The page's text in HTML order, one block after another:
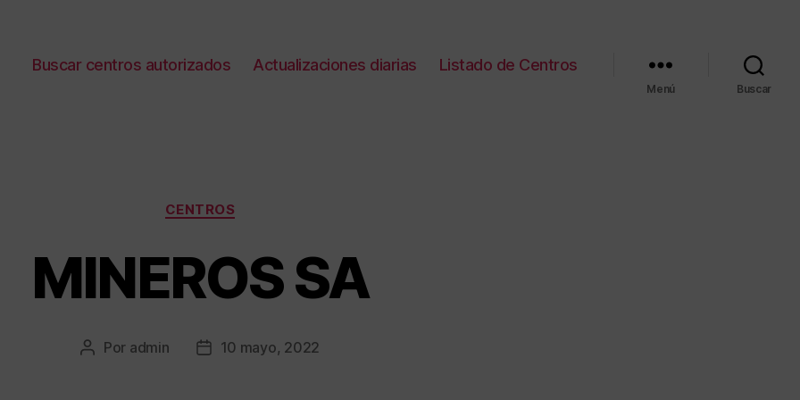
Buscar centros autorizados Actualizaciones diarias Listado de Centros
Menú Buscar
Categorías
CENTROS
MINEROS SA
Autor
Por admin
Fecha10 mayo, 2022